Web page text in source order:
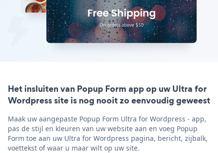
Het insluiten van Popup Form app op uw Ultra for
Wordpress site is nog nooit zo eenvoudig geweest
Maak uw aangepaste Popup Form Ultra for Wordpress - app,
pas de stijl en kleuren van uw website aan en voeg Popup
Form toe aan uw Ultra for Wordpress pagina, bericht, zijbalk,
voettekst of waar u maar wilt op uw site.